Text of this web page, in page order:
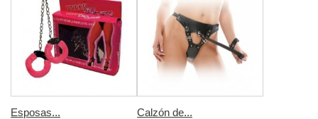
Esposas... Calzón de...